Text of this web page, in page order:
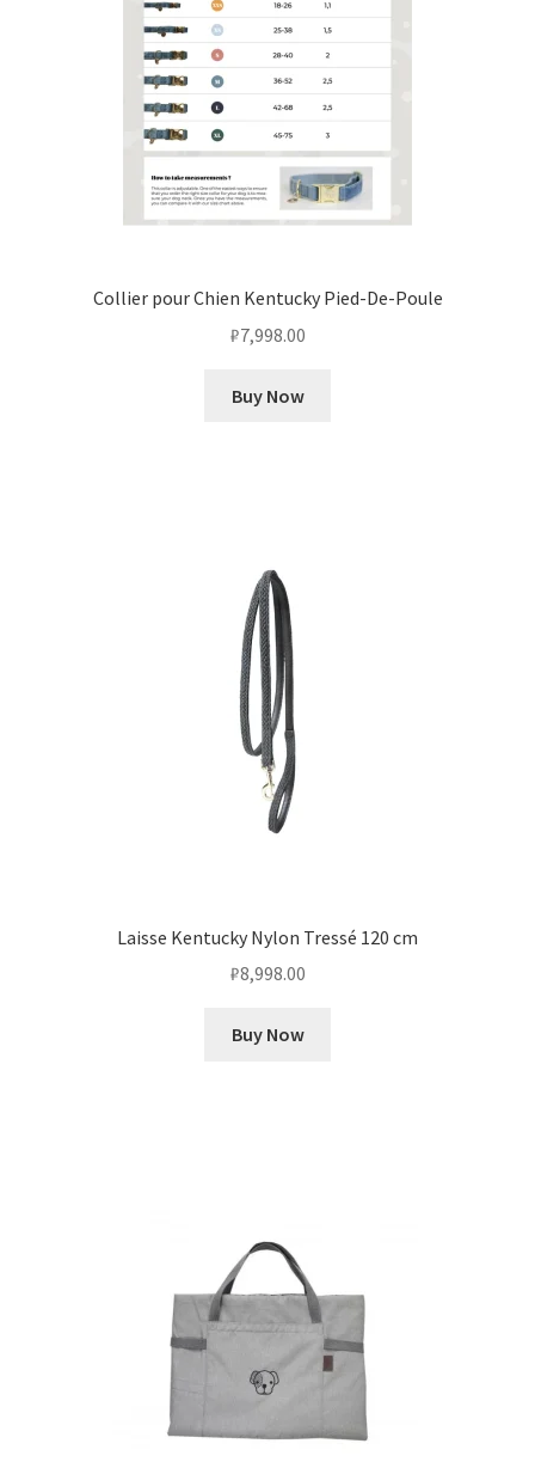
Collier pour Chien Kentucky Pied-De-Poule
₽7,998.00
Buy Now
Laisse Kentucky Nylon Tressé 120 cm
₽8,998.00
Buy Now